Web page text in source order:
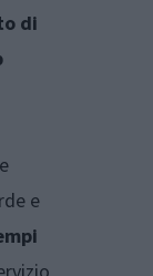
di
e